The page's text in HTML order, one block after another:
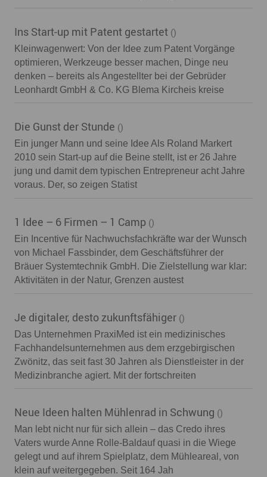
Ins Start-up mit Patent gestartet ()
Kleinwagenwert: Von der Idee zum Patent Vorgänge
optimieren, Werkzeuge besser machen, Dinge neu
denken – bereits als Angestellter bei der Gebrüder
Leonhardt GmbH & Co. KG Blema Kircheis kreise
Die Gunst der Stunde ()
Ein junger Mann und seine Idee Als Roland Markert
2010 sein Start-up auf die Beine stellt, ist er 26 Jahre
jung und damit dem typischen Entrepreneur acht Jahre
voraus. Der, so zeigen Statist
1 Idee – 6 Firmen – 1 Camp ()
Ein Incentive für Nachwuchsfachkräfte war der Wunsch
von Michael Fassbinder, dem Geschäftsführer der
Bräuer Systemtechnik GmbH. Die Zielstellung war klar:
Aktivitäten in der Natur, Grenzen austest
Je digitaler, desto zukunftsfähiger ()
Das Unternehmen PraxiMed ist ein medizinisches
Fachhandelsunternehmen aus dem erzgebirgischen
Zwönitz, das seit fast 30 Jahren als Dienstleister in der
Medizinbranche agiert. Mit der fortschreiten
Neue Ideen halten Mühlenrad in Schwung ()
Man lebt nicht nur für sich allein – das Credo ihres
Vaters wurde Anne Rolle-Baldauf quasi in die Wiege
gelegt und auf ihrem Spielplatz, dem Mühleareal, von
klein auf weitergegeben. Seit 164 Jah